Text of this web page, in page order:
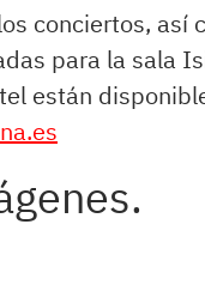
conciertos, así
para la sala
están